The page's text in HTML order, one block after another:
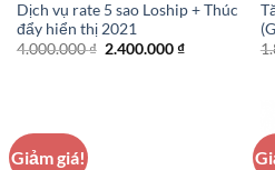
Dịch vụ rate 5 sao Loship + Thúc
đẩy hiển thị 2021
4.000.000₫ Giá
2.400.000₫Giá
Giảm giá!